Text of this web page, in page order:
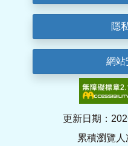
隱
網站
更新日期：
累積瀏覽